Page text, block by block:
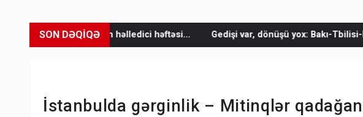
SON DƏQİQƏ
həlledici həftəsi... Gedişi var, dönüşü yox: Bakı-Tbilisi-Bakı qatarına bilet
İstanbulda gərginlik – Mitinqlər qadağan